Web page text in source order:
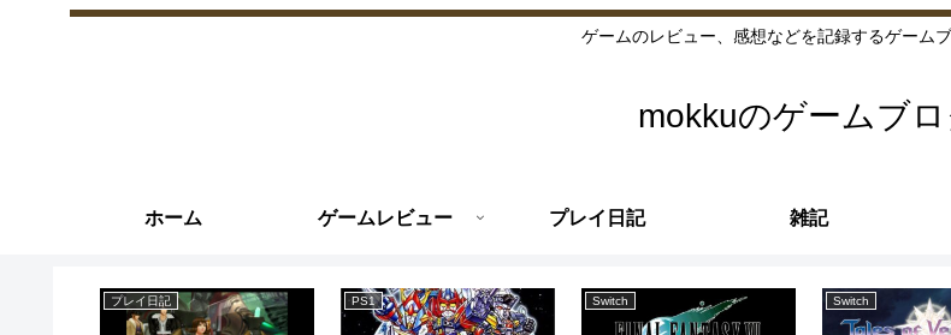
ゲームのレビュー、感想などを記録するゲームブ
mokkuのゲームブ
ホーム ゲームレビュー プレイ日記 雑記
プレイ日記 PS1 Switch Switch